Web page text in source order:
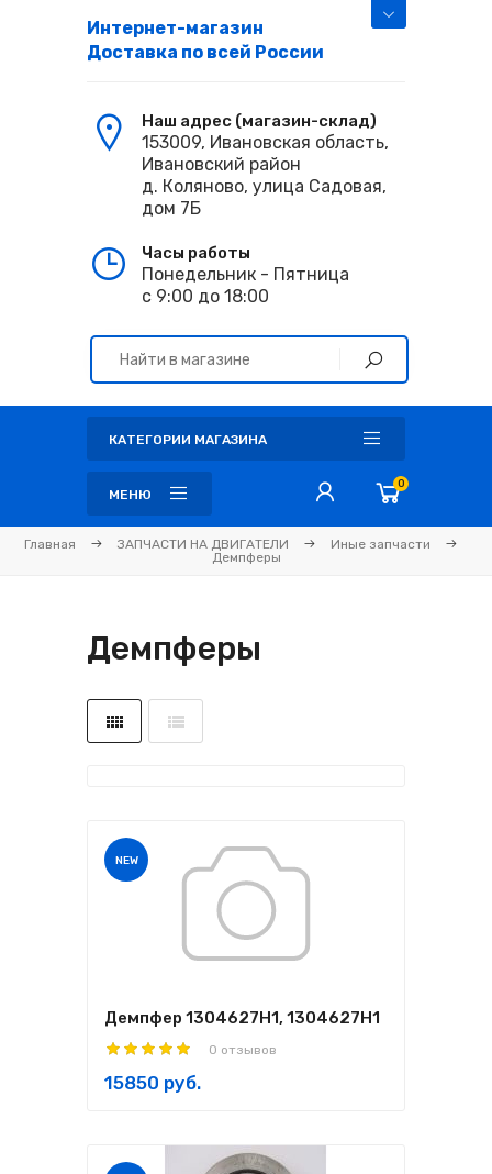
Интернет-магазин
Доставка по всей России
Наш адрес (магазин-склад)
153009, Ивановская область,
Ивановский район
д. Коляново, улица Садовая,
дом 7Б
Часы работы
Понедельник - Пятница
с 9:00 до 18:00
КАТЕГОРИИ МАГАЗИНА
МЕНЮ
0
Главная ЗАПЧАСТИ НА ДВИГАТЕЛИ
Иные запчасти
Демпферы
Демпферы
NEW
Демпфер 1304627H1, 1304627Н1
0 отзывов
15850 руб.